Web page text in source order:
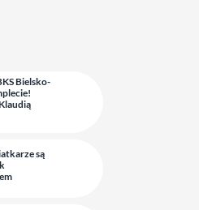
Bielsko-
są